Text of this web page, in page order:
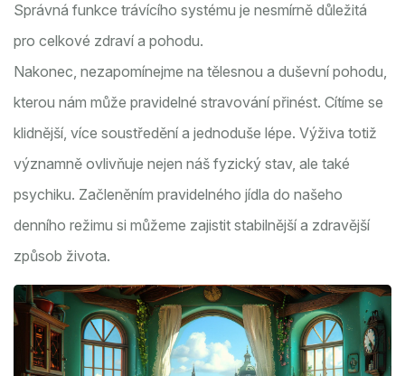
Správná funkce trávícího systému je nesmírně důležitá
pro celkové zdraví a pohodu.
Nakonec, nezapomínejme na tělesnou a duševní pohodu,
kterou nám může pravidelné stravování přinést. Cítíme se
klidnější, více soustředění a jednoduše lépe. Výživa totiž
významně ovlivňuje nejen náš fyzický stav, ale také
psychiku. Začleněním pravidelného jídla do našeho
denního režimu si můžeme zajistit stabilnější a zdravější
způsob života.